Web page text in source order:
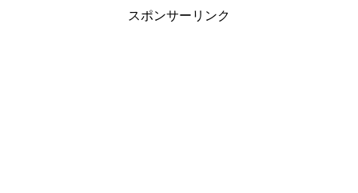
スポンサーリンク